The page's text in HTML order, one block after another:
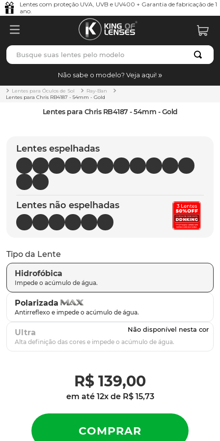
Lentes com proteção UVA, UVB e UV400 + Garantia de fabricação de 1
ano.
Busque suas lentes pelo modelo
Não sabe o modelo? Veja aqui!
Lentes para Óculos de Sol
Ray-Ban
Lentes para Chris RB4187 - 54mm - Gold
Lentes para Chris RB4187 - 54mm - Gold
Lentes espelhadas
Lentes não espelhadas
Tipo da Lente
Hidrofóbica
Polarizada
Ultra
R$ 139,00
em até 12x de R$ 15,73
TERMOS MAIS BUSCADOS
1º borrachas
holbrook
5º chaves
6º t-shock
7º gasket
8º parafusos
9º latch